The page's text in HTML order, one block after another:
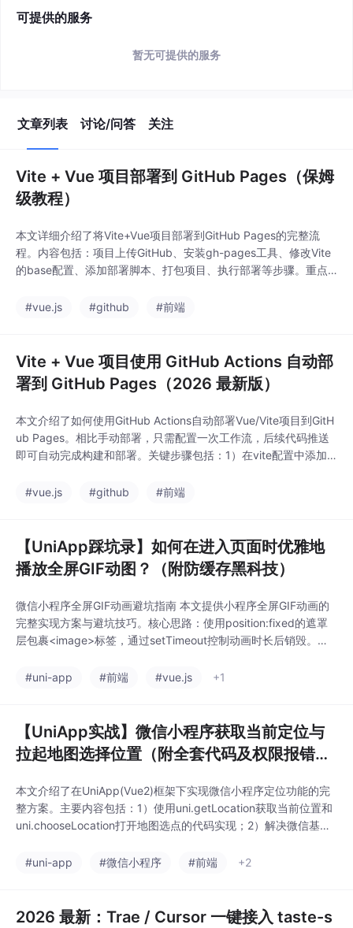
可提供的服务
暂无可提供的服务
文章列表 讨论/问答 关注
Vite + Vue 项目部署到 GitHub Pages（保姆
级教程）
本文详细介绍了将Vite+Vue项目部署到GitHub Pages的完整流
程。内容包括：项目上传GitHub、安装gh-pages工具、修改Vite
的base配置、添加部署脚本、打包项目、执行部署等步骤。重点
teWebHashHistory()解决路由问题，并推荐使用GitHub Actions
#vue.js #github #前端
Vite + Vue 项目使用 GitHub Actions 自动部
署到 GitHub Pages（2026 最新版）
本文介绍了如何使用GitHub Actions自动部署Vue/Vite项目到GitH
ub Pages。相比手动部署，只需配置一次工作流，后续代码推送
即可自动完成构建和部署。关键步骤包括：1）在vite配置中添加b
y.yml文件；3）在仓库设置中启用GitHub Actions作为Pages源。
#vue.js #github #前端
【UniApp踩坑录】如何在进入页面时优雅地
播放全屏GIF动图？（附防缓存黑科技）
微信小程序全屏GIF动画避坑指南 本文提供小程序全屏GIF动画的
完整实现方案与避坑技巧。核心思路：使用position:fixed的遮罩
层包裹<image>标签，通过setTimeout控制动画时长后销毁。关
（建议<1MB）避免低端机OOM闪退。针对不同场景推荐选择onL
#uni-app #前端 #vue.js +1
【UniApp实战】微信小程序获取当前定位与
拉起地图选择位置（附全套代码及权限报错解
本文介绍了在UniApp(Vue2)框架下实现微信小程序定位功能的完
整方案。主要内容包括：1）使用uni.getLocation获取当前位置和
uni.chooseLocation打开地图选点的代码实现；2）解决微信基础
est.json声明隐私接口并配置权限说明；3）强调必须在小程序后
#uni-app #微信小程序 #前端 +2
2026 最新：Trae / Cursor 一键接入 taste-s